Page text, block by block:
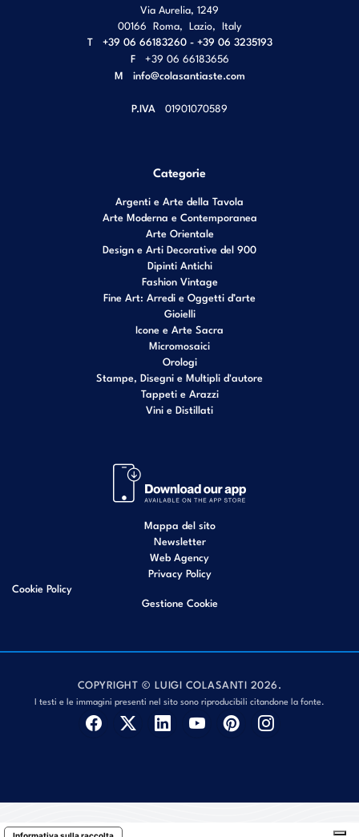
Via Aurelia, 1249
00166 Roma Lazio Italy
T
+39 06 66183260 - +39 06 3235193
F
+39 06 66183656
M info@colasantiaste.com
P.IVA 01901070589
Categorie
Argenti e Arte della Tavola
Arte Moderna e Contemporanea
Arte Orientale
Design e Arti Decorative del 900
Dipinti Antichi
Fashion Vintage
Fine Art: Arredi e Oggetti d’arte
Gioielli
Icone e Arte Sacra
Micromosaici
Orologi
Stampe, Disegni e Multipli d'autore
Tappeti e Arazzi
Vini e Distillati
Mappa del sito
Newsletter
Web Agency
Privacy Policy
Cookie Policy
Gestione Cookie
COPYRIGHT © LUIGI COLASANTI 2026.
I testi e le immagini presenti nel sito sono riproducibili citandone la fonte.
Informativa sulla raccolta